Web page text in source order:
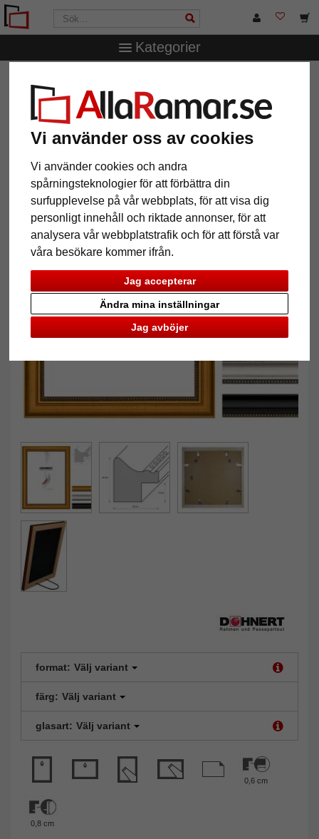
Vi använder oss av cookies
Vi använder cookies och andra
spårningsteknologier för att förbättra din
surfupplevelse på vår webbplats, för att visa dig
personligt innehåll och riktade annonser, för att
analysera vår webbplatstrafik och för att förstå var
våra besökare kommer ifrån.
Jag accepterar
Jag avböjer
Ändra mina inställningar
Kategorier
Farm
Träram Chalk Farm
Tillbaka
format: Välj variant
färg: Välj variant
glasart: Välj variant
0,6 cm
0,8 cm